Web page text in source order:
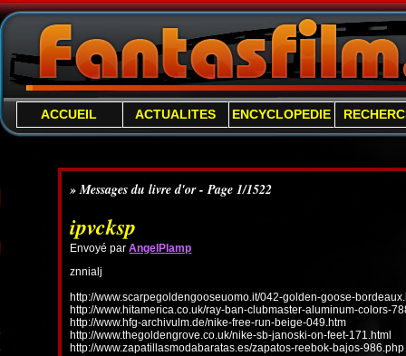
ACCUEIL ACTUALITES ENCYCLOPEDIE
» Messages du livre d'or - Page 1/1522
ipvcksp
Envoyé parAngelPlamp
znnialj
http://www.scarpegoldengooseuomo.it/042-golden-goose-
http://www.hitamerica.co.uk/ray-ban-clubmaster-aluminum-colors-
http://www.hfg-archivulm.de/nike-free-run-beige-049.htm
http://www.thegoldengrove.co.uk/nike-sb-janoski-on-feet-171.html
http://www.zapatillasmodabaratas.es/zapatos-reebok-bajos-986.php